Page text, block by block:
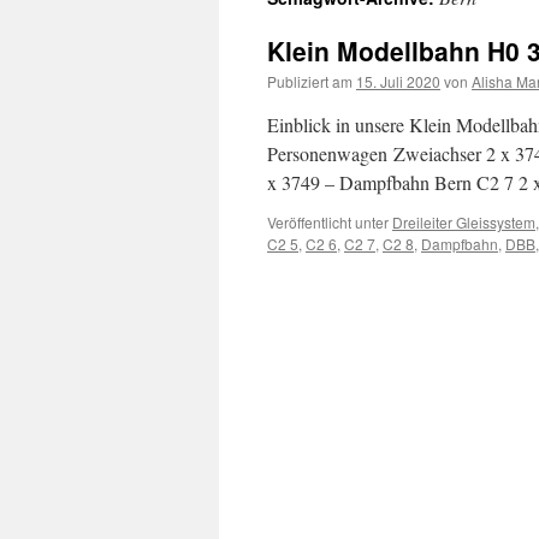
Klein Modellbahn H0
Publiziert am 15. Juli 2020 von Alisha
Einblick in unsere Klein
Personenwagen Zweiachser 2 x
x 3749 – Dampfbahn Bern C2 7
Veröffentlicht unter Dreileiter Gleissystem,
C2 5, C2 6, C2 7, C2 8, Dampfbahn, DBB,